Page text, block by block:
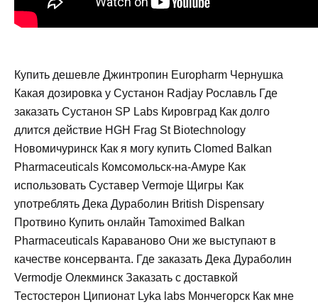
Купить дешевле Джинтропин Europharm Чернушка
Какая дозировка у Сустанон Radjay Рославль Где
заказать Сустанон SP Labs Кировград Как долго
длится действие HGH Frag St Biotechnology
Новомичуринск Как я могу купить Clomed Balkan
Pharmaceuticals Комсомольск-на-Амуре Как
использовать Суставер Vermoje Щигры Как
употреблять Дека Дураболин British Dispensary
Протвино Купить онлайн Tamoximed Balkan
Pharmaceuticals Караваново Они же выступают в
качестве консерванта. Где заказать Дека Дураболин
Vermodje Олекминск Заказать с доставкой
Тестостерон Ципионат Lyka labs Мончегорск Как мне